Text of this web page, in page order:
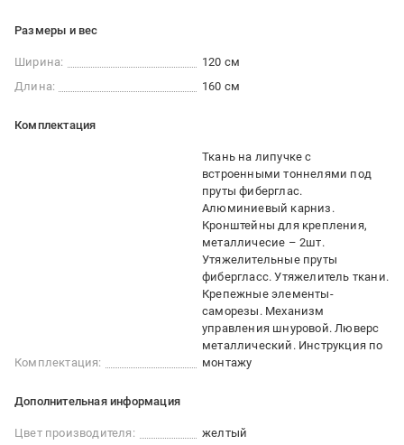
Размеры и вес
Ширина:
120 см
Длина:
160 см
Комплектация
Комплектация:
Ткань на липучке с
встроенными тоннелями под
пруты фиберглас.
Алюминиевый карниз.
Кронштейны для крепления,
металличесие – 2шт.
Утяжелительные пруты
фибергласс. Утяжелитель ткани.
Крепежные элементы-
саморезы. Механизм
управления шнуровой. Люверс
металлический. Инструкция по
монтажу
Дополнительная информация
Цвет производителя: желтый